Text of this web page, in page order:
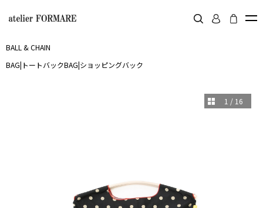
BALL & CHAIN
BAG| トートバックBAG|ショッピングバック
1 / 16